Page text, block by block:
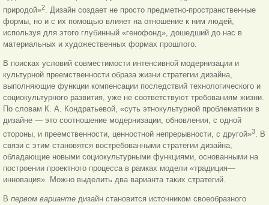
природой»2. Дизайн создает не просто предметно-пространственные
формы, но и с их помощью влияет на отношение к ним людей,
используя для этого глубинный «генофонд», дошедший до нас в
материальных и художественных формах прошлого.
В поисках условий совместимости интенсивной модернизации и
культурной преемственности образа жизни стратегии дизайна,
выполняющие функции компенсации последствий технологического и
социокультурного развития, уже не соответствуют требованиям жизни.
По словам К. А. Кондратьевой, «суть этнокультурной проблематики в
дизайне — это соотношение модернизации, обновления, с одной
стороны, и преемственности, ценностной непрерывности, с другой»3. В
связи с этим становятся востребованными стратегии дизайна,
обладающие новыми социокультурными функциями, основанными на
построении проектного процесса в рамках модели «традиция—
инновация». Можно выделить два варианта таких стратегий.
В первом варианте дизайн становится источником своеобразного